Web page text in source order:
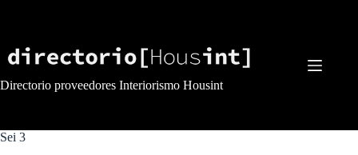
Directorio proveedores Interiorismo Housint
Sei 3